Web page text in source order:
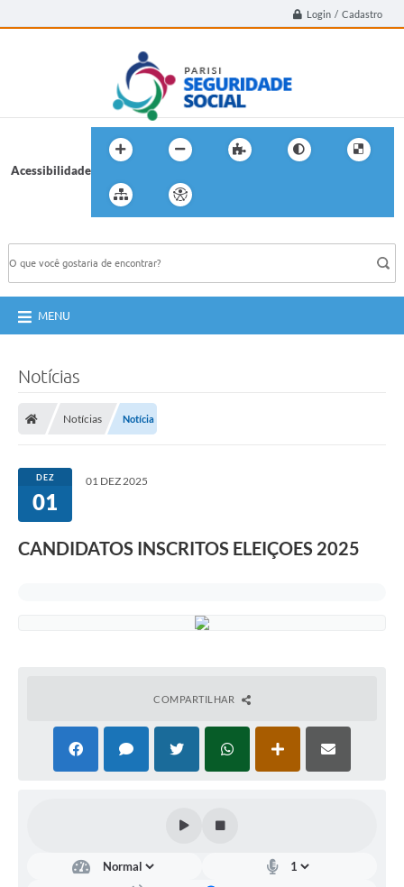
Login / Cadastro
Acessibilidade
MENU
Notícias
Notícias Notícia
DEZ
01
01 DEZ 2025
CANDIDATOS INSCRITOS ELEIÇOES 2025
COMPARTILHAR